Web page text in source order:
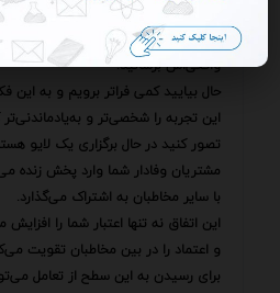
با استفاده هوشمندانه و خلاقانه از این
و پایدار با مخاطبان خود برقرار کنید و
واقعی‌اش برسانید.
حال بیایید کمی فراتر برویم و به
این تجربه را شخصی‌تر و به‌یادماندنی‌تر
تصور کنید در حال برگزاری یک لایو
مشتریان وفادار شما وارد پخش زنده
با سایر مخاطبان به اشتراک می‌گذارد.
این اتفاق نه تنها اعتبار شما را
و اعتماد را در بین مخاطبان تقویت
برای رسیدن به این سطح از تعامل